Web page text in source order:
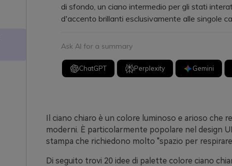
di sfondo, un ciano intermedio per gli stati
d'accento brillanti esclusivamente alle singole
Ask AI for a summary
ChatGPT Perplexity Gemini
Il ciano chiaro è un colore luminoso e arioso che
moderni. È particolarmente popolare nel design
stampa che richiedono molto "spazio per
Di seguito trovi 20 idee di palette colore ciano